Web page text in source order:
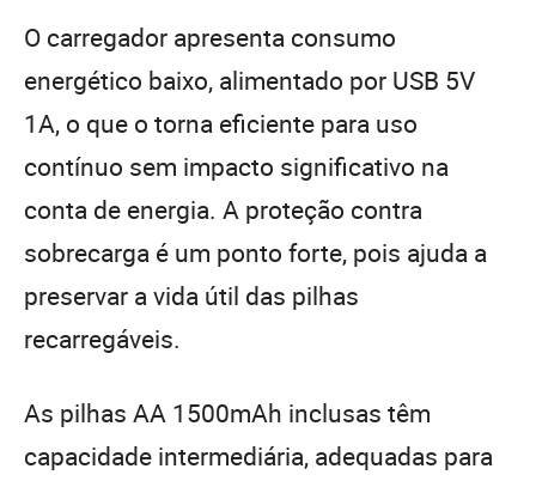
O carregador apresenta consumo
energético baixo, alimentado por USB 5V
1A, o que o torna eficiente para uso
contínuo sem impacto significativo na
conta de energia. A proteção contra
sobrecarga é um ponto forte, pois ajuda a
preservar a vida útil das pilhas
recarregáveis.
As pilhas AA 1500mAh inclusas têm
capacidade intermediária, adequadas para